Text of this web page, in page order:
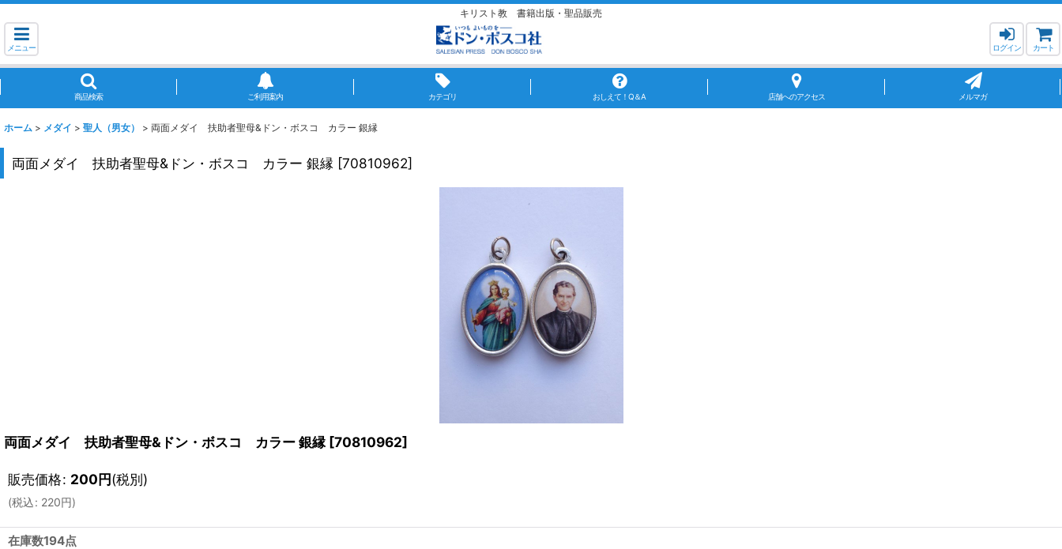
キリスト教 書籍出版・聖品販売
メニュー ログイン カート
商品検索 ご利用案内 カテゴリ おしえて！Q＆A 店舗へのアクセス メルマガ
ホーム > メダイ > 聖人（男女） > 両面メダイ 扶助者聖母&ドン・ボスコ カラー 銀縁
両面メダイ 扶助者聖母&ドン・ボスコ カラー 銀縁 [70810962]
両面メダイ 扶助者聖母&ドン・ボスコ カラー 銀縁 [70810962]
販売価格: 200円(税別)
(税込: 220円)
在庫数194点